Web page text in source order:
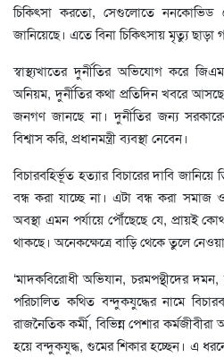
চিকিৎসা করতো, সেগুলোতে ননকোভিড
জানিয়েছে। এতে বিনা চিকিৎসায় মৃত্যু ছাড়া
স্বাস্থ্যখাতের দুর্নীতির অভিযোগ করে জিএম
অনিয়ম, দুর্নীতির কথা প্রতিদিন খবরে
জনগণ জানছে না। দুর্নীতির জন্য
বিশ্বাস করি, প্রধানমন্ত্রী ব্যবস্থা নেবেন।
বিচারবহির্ভূত হত্যার বিচারের দাবি জানিয়ে
বন্ধ করা যাচ্ছে না। এটা বন্ধ করা সমাজ ও
অবস্থা এমন পর্যায়ে পৌঁছেছে যে, প্রায়ই
থাকছে। অনেকক্ষেত্রে বাড়ি থেকে তুলে
‘মাদকবিরোধী অভিযান, চরমপন্থীদের দমন,
পরিচালিত কথিত বন্দুকযুদ্ধের নামে
রাজনৈতিক কর্মী, বিভিন্ন পেশার
হয়ে বন্দুকযুদ্ধ, গুমের শিকার হচ্ছেন। এ